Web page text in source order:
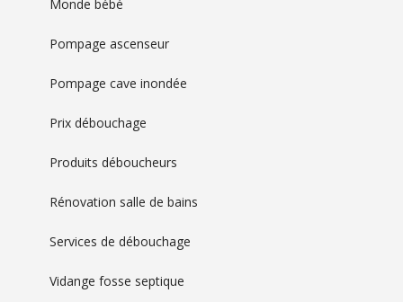
Monde bébé
Pompage ascenseur
Pompage cave inondée
Prix débouchage
Produits déboucheurs
Rénovation salle de bains
Services de débouchage
Vidange fosse septique